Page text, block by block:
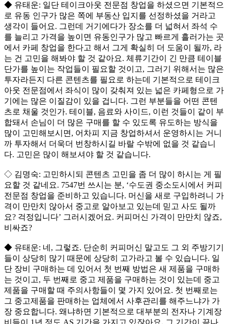
◆ 유태운: 일단 테이크아웃 전문점 창업을 하셨으면 기본적으
로 유동 인구가 많은 쪽에 부동산 입지를 선정하셨을 거라고
생각이 들어요. 그런데 거기에다가 장소를 더 넓혀서 좌석 수
를 늘리고 가격을 높이면 유동인구가 많고 빠르게 흘러가는 곳
에서 카페 창업을 한다고 해서 그게 확실히 더 도움이 될까, 라
는 건 고민을 해봐야 할 것 같아요. 체류기간이 긴 만큼 테이블
단가를 높이는 작업들이 필요할 것이고, 그러기 위해서는 많은
투자라든지 다른 콘텐츠를 필요로 하는데 기본적으로 테이크
아웃 전문점에서 좌식이 많이 갖춰져 있는 넓은 카페형으로 가
기에는 많은 이질감이 있을 겁니다. 그런 부분들을 어떤 콘텐
츠로 채울 것인가. 테이블, 음료와 사이드, 이런 것들이 같이 부
합돼서 손님이 더 많은 구매를 할 수 있도록 유도하는 방식을
많이 고민해보시면, 어차피 지금 창업하셔서 운영하시는 거니
까 투자해서 더욱더 번창하시길 바랄 수밖에 없을 것 같습니
다. 고민은 많이 해보셔야 할 것 같습니다.
◇ 김명숙: 고민하시되 콘텐츠 고민을 좀 더 많이 하시는 게 필
요할 것 같네요. 7547번 쓰시는 분, ‘수도권 중소도시에서 커피
전문점 창업을 준비하고 있습니다. 머신을 새로 구입하려니 가
격이 만만치 않아서 중고로 알아보고 있는데 믿고 사도 될까
요? 걱정입니다’ 그러시겠어요. 커피머신 가격이 만만치 않죠,
비싸죠?
◆ 유태운: 네, 그렇죠. 단순히 커피머신 말고도 그 외 주방기기
들이 상당히 많기 때문에 상당히 고가라고 볼 수 있습니다. 일
단 장비 구매하는 데 있어서 첫 번째 방법은 새 제품을 구매하
는 것이고, 두 번째로 중고 제품을 구매하는 것이 있는데 중고
제품을 구매할 때 주의사항들이 몇 가지 있어요. 첫 번째로는
그 중고제품을 판매하는 업체에서 사후관리를 해주느냐가 가
장 중요합니다. 왜냐하면 기본적으로 대부분의 전자나 기계장